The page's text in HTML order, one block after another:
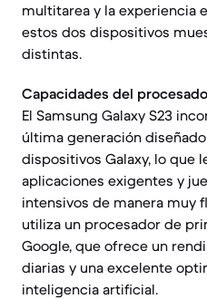
multitarea y la experiencia
estos dos dispositivos
distintas.
Capacidades del
El Samsung Galaxy S23
última generación
dispositivos Galaxy, lo que
aplicaciones exigentes y
intensivos de manera muy
utiliza un procesador de
Google, que ofrece un
diarias y una excelente
inteligencia artificial.